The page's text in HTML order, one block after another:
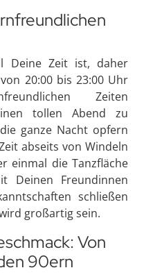
Deine Zeit ist, daher
20:00 bis 23:00 Uhr
Zeiten
tollen Abend zu
ganze Nacht opfern
abseits von Windeln
einmal die Tanzfläche
Deinen Freundinnen
schließen
großartig sein.
Von
90ern